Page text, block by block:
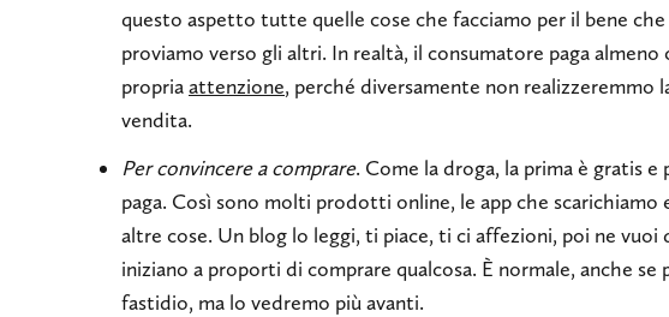
questo aspetto tutte quelle cose che facciamo per il bene che
proviamo verso gli altri. In realtà, il consumatore paga almeno
propriaattenzione, perché diversamente non realizzeremmo
vendita.
Per convincere a comprare. Come la droga, la prima è gratis e
paga. Così sono molti prodotti online, le app che scarichiamo
altre cose. Un blog lo leggi, ti piace, ti ci affezioni, poi ne vuoi
iniziano a proporti di comprare qualcosa. È normale, anche se
fastidio, ma lo vedremo più avanti.